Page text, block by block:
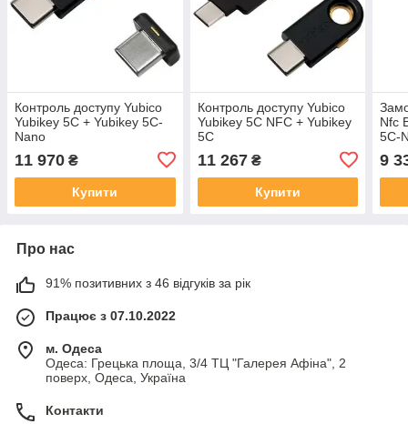
Контроль доступу Yubico
Yubikey 5C + Yubikey 5C-
Nano
11 970 ₴
Купити
Контроль доступу Yubico
Yubikey 5C NFC + Yubikey
5C
11 267₴
Купити
Nfc
5C-
9
Про нас
91% позитивних з 46 відгуків за рік
Працює з 07.10.2022
м. Одеса
Одеса: Грецька площа, 3/4 ТЦ "Галерея Афіна", 2
поверх, Одеса, Україна
Контакти